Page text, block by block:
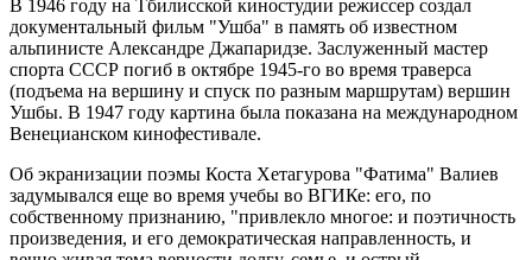
В 1946 году на Тбилисской киностудии режиссер создал
документальный фильм "Ушба" в память об известном
альпинисте Александре Джапаридзе. Заслуженный мастер
спорта СССР погиб в октябре 1945-го во время траверса
(подъема на вершину и спуск по разным маршрутам) вершин
Ушбы. В 1947 году картина была показана на международном
Венецианском кинофестивале.
Об экранизации поэмы Коста Хетагурова "Фатима" Валиев
задумывался еще во время учебы во ВГИКе: его, по
собственному признанию, "привлекло многое: и поэтичность
произведения, и его демократическая направленность, и